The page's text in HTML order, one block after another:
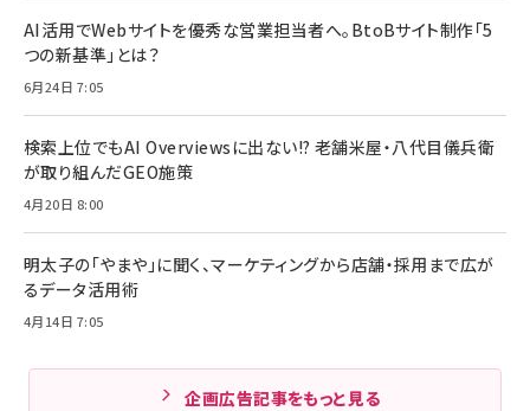
AI活用でWebサイトを優秀な営業担当者へ。BtoBサイト制作「5
つの新基準」とは？
6月24日 7:05
検索上位でもAI Overviewsに出ない!? 老舗米屋・八代目儀兵衛
が取り組んだGEO施策
4月20日 8:00
明太子の「やまや」に聞く、マーケティングから店舗・採用まで広が
るデータ活用術
4月14日 7:05
企画広告記事をもっと見る